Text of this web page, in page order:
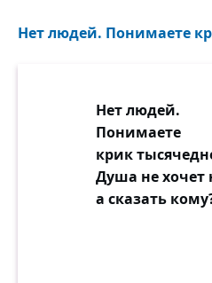
Нет людей. Понимаете
Нет людей.
Понимаете
крик
Душа не хочет
а сказать